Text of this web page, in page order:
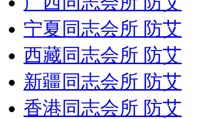
宁夏同志会所 防艾
西藏同志会所 防艾
新疆同志会所 防艾
香港同志会所 防艾